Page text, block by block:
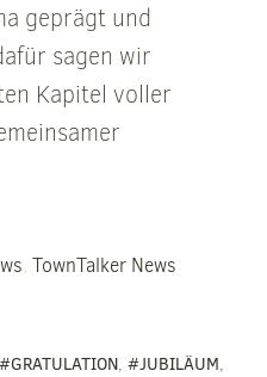
geprägt und
sagen wir
Kapitel voller
, TownTalker News
#GRATULATION,#JUBILÄUM,